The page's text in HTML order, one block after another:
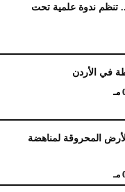
تنظم ندوة علمية تحت
في الأردن
المحروقة لمناهضة